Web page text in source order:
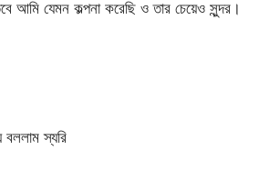
আমি যেমন কল্পনা করেছি ও তার চেয়েও সুন্দর।
স্যরি